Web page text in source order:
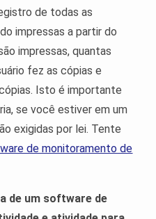
de todas as
impressas a partir do
impressas, quantas
fez as cópias e
Isto é importante
se você estiver em um
exigidas por lei. Tente
de monitoramento de
de um software de